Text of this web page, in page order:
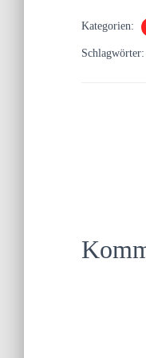
Kategorien:
Schlagwörter: